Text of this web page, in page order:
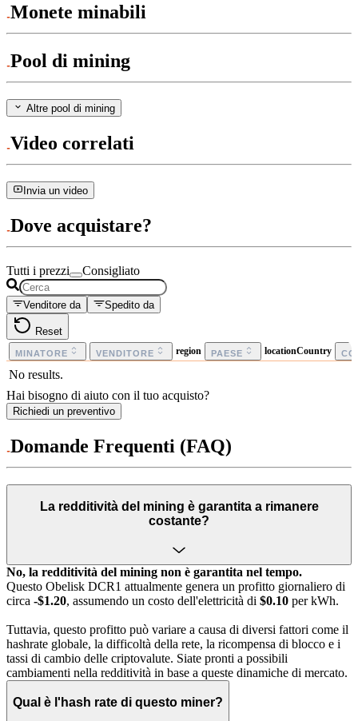
Monete minabili
Pool di mining
Altre pool di mining
Video correlati
Invia un video
Dove acquistare?
Tutti i prezzi Consigliato
Venditore da Spedito da
Reset
MINATORE VENDITORE region PAESE locationCountry
No results.
Hai bisogno di aiuto con il tuo acquisto?
Richiedi un preventivo
Domande Frequenti (FAQ)
La redditività del mining è garantita a rimanere
costante?
No, la redditività del mining non è garantita nel tempo.
Questo Obelisk DCR1 attualmente genera un profitto giornaliero di
circa -$1.20, assumendo un costo dell'elettricità di $0.10 per kWh.
Tuttavia, questo profitto può variare a causa di diversi fattori come il
hashrate globale, la difficoltà della rete, la ricompensa di blocco e i
tassi di cambio delle criptovalute. Siate pronti a possibili
cambiamenti nella redditività in base a queste dinamiche di mercato.
Qual è l'hash rate di questo miner?